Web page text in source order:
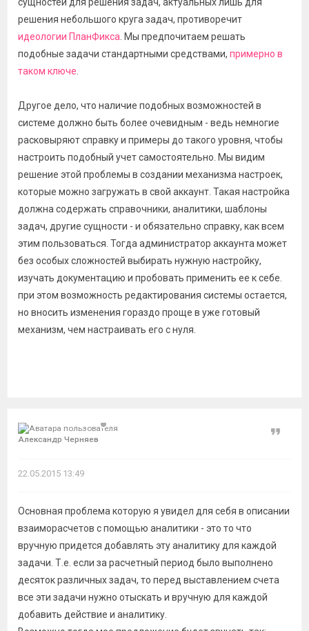
решения небольшого круга задач, противоречит
идеологии ПланФикса . Мы предпочитаем решать
подобные задачи стандартными средствами, примерно в
таком ключе
Другое дело, что наличие подобных возможностей в
системе должно быть более очевидным - ведь немногие
расковыряют справку и примеры до такого уровня, чтобы
настроить подобный учет самостоятельно. Мы видим
решение этой проблемы в создании механизма настроек,
которые можно загружать в свой аккаунт. Такая настройка
должна содержать справочники, аналитики, шаблоны
задач, другие сущности - и обязательно справку, как всем
этим пользоваться. Тогда администратор аккаунта может
без особых сложностей выбирать нужную настройку,
изучать документацию и пробовать применить ее к себе.
при этом возможность редактирования системы остается,
но вносить изменения гораздо проще в уже готовый
механизм, чем настраивать его с нуля.
Александр Черняев
Цитата
22.05.2015 13:49
Основная проблема которую я увидел для себя в описании
взаиморасчетов с помощью аналитики - это то что
вручную придется добавлять эту аналитику для каждой
задачи. Т.е. если за расчетный период было выполнено
десяток различных задач, то перед выставлением счета
все эти задачи нужно отыскать и вручную для каждой
добавить действие и аналитику.